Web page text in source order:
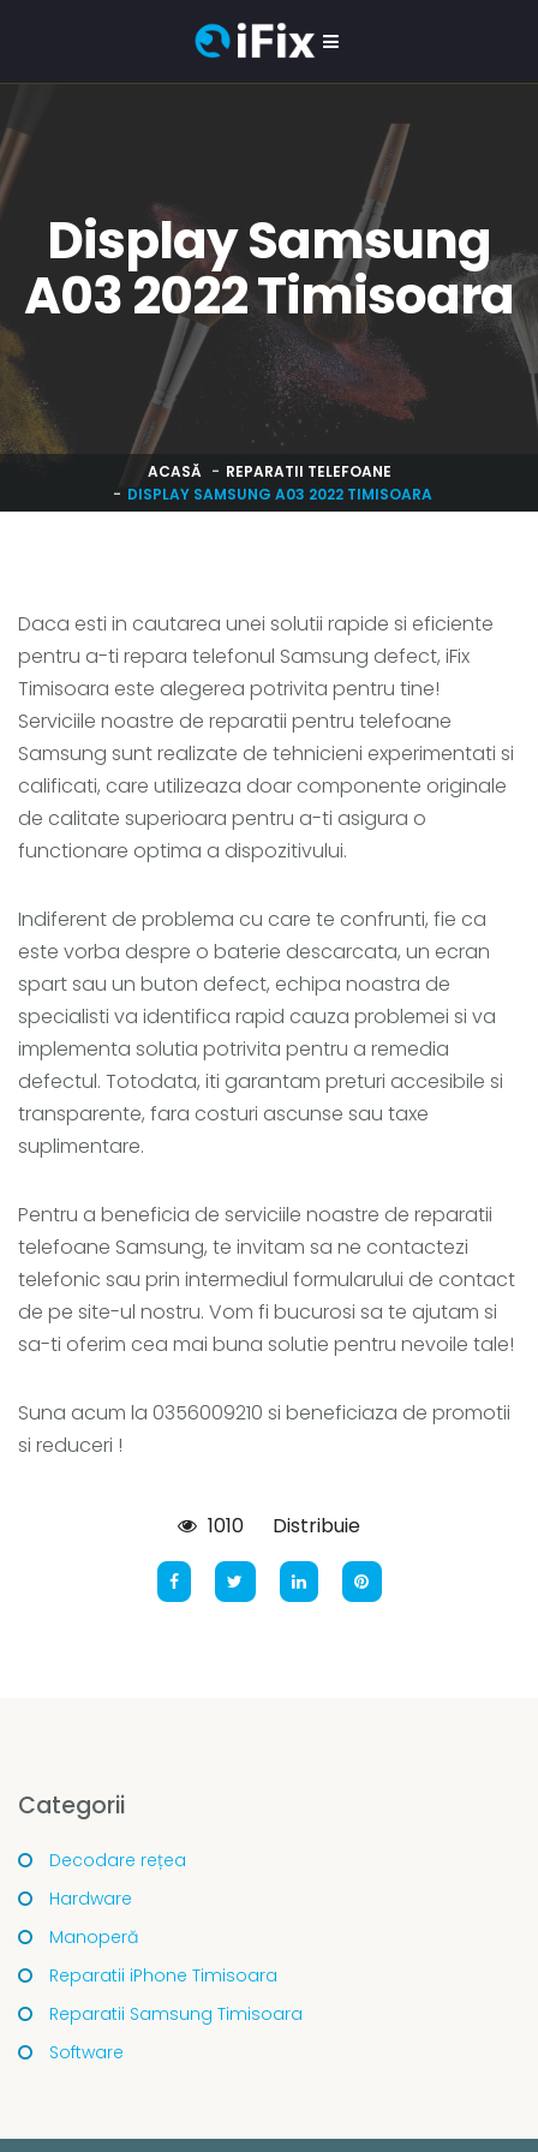
Display Samsung
A03 2022 Timisoara
ACASĂ
REPARATII TELEFOANE
DISPLAY SAMSUNG A03 2022 TIMISOARA
Daca esti in cautarea unei solutii rapide si eficiente
pentru a-ti repara telefonul Samsung defect, iFix
Timisoara este alegerea potrivita pentru tine!
Serviciile noastre de reparatii pentru telefoane
Samsung sunt realizate de tehnicieni experimentati si
calificati, care utilizeaza doar componente originale
de calitate superioara pentru a-ti asigura o
functionare optima a dispozitivului.
Indiferent de problema cu care te confrunti, fie ca
este vorba despre o baterie descarcata, un ecran
spart sau un buton defect, echipa noastra de
specialisti va identifica rapid cauza problemei si va
implementa solutia potrivita pentru a remedia
defectul. Totodata, iti garantam preturi accesibile si
transparente, fara costuri ascunse sau taxe
suplimentare.
Pentru a beneficia de serviciile noastre de reparatii
telefoane Samsung, te invitam sa ne contactezi
telefonic sau prin intermediul formularului de contact
de pe site-ul nostru. Vom fi bucurosi sa te ajutam si
sa-ti oferim cea mai buna solutie pentru nevoile tale!
Suna acum la 0356009210 si beneficiaza de promotii
si reduceri !
1010 Distribuie
Categorii
Decodare rețea
Hardware
Manoperă
Reparatii iPhone Timisoara
Reparatii Samsung Timisoara
Software